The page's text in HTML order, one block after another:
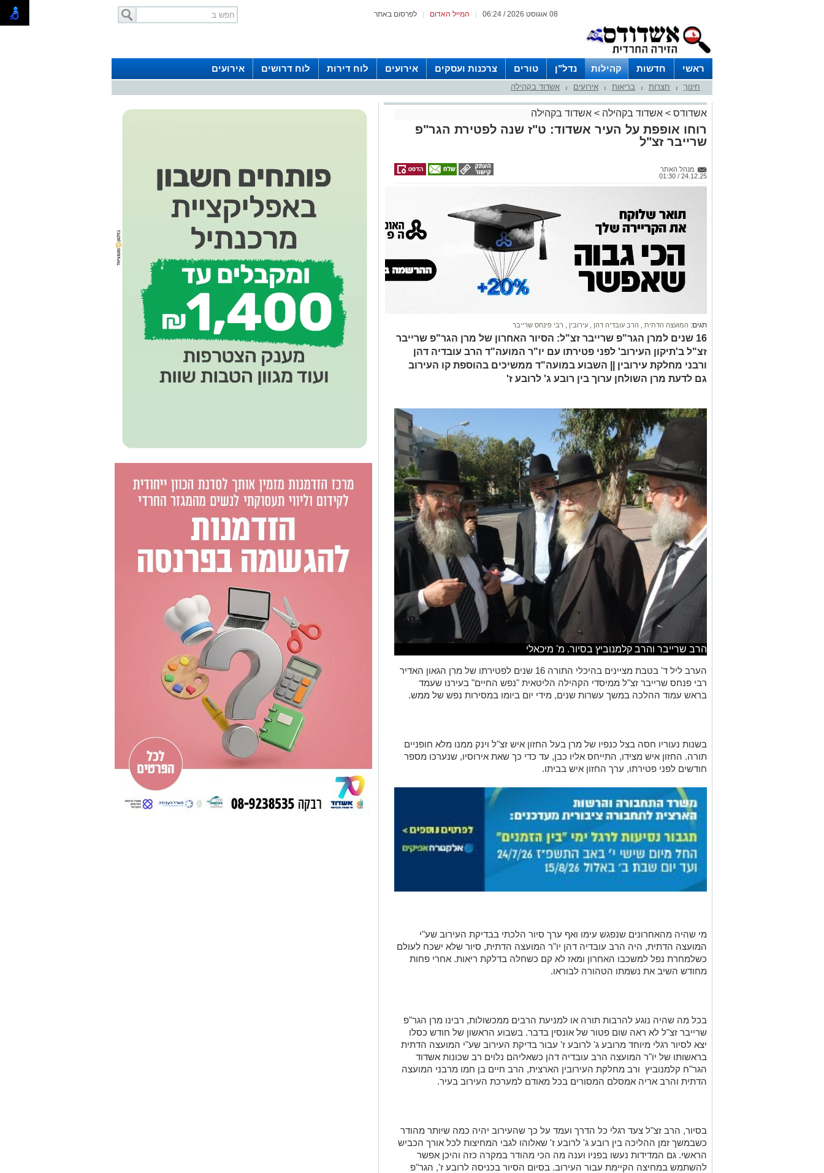
לפרסום באתר המייל האדום 08 אוגוסט 2026 / 06:24
ראשי חדשות קהילות נדל"ן טורים צרכנות ועסקים אירועים לוח דירות לוח דרושים אירועים
חינוך חצרות בריאות אירועים אשדוד בקהילה
אשדודס > אשדוד בקהילה > אשדוד בקהילה
רוחו אופפת על העיר אשדוד: ט"ז שנה לפטירת הגר"פ
שרייבר זצ"ל
מנהל האתר
24.12.25 / 01:30
תגים: המועצה הדתית הרב עובדיה דהן עירובין רבי פינחס שרייבר
16 שנים למרן הגר"פ שרייבר זצ"ל: הסיור האחרון של מרן הגר"פ שרייבר
זצ"ל ב'תיקון העירוב' לפני פטירתו עם יו"ר המועה"ד הרב עובדיה דהן
ורבני מחלקת עירובין || השבוע במועה"ד ממשיכים בהוספת קו העירוב
גם לדעת מרן השולחן ערוך בין רובע ג' לרובע ז'
הרב שרייבר והרב קלמנוביץ בסיור. מ' מיכאלי
הערב ליל ד' בטבת מציינים בהיכלי התורה 16 שנים לפטירתו של מרן הגאון האדיר
רבי פנחס שרייבר זצ"ל ממיסדי הקהילה הליטאית "נפש החיים" בעירנו שעמד
בראש עמוד ההלכה במשך עשרות שנים, מידי יום ביומו במסירות נפש של ממש.
בשנות נעוריו חסה בצל כנפיו של מרן בעל החזון איש זצ"ל וינק ממנו מלא חופניים
תורה. החזון איש מצידו, התייחס אליו כבן, עד כדי כך שאת אירוסיו, שנערכו מספר
חודשים לפני פטירתו, ערך החזון איש בביתו.
מי שהיה מהאחרונים שנפגש עימו ואף ערך סיור הלכתי בבדיקת העירוב שע"י
המועצה הדתית, היה הרב עובדיה דהן יו"ר המועצה הדתית, סיור שלא ישכח לעולם
כשלמחרת נפל למשכבו האחרון ומאז לא קם כשחלה בדלקת ריאות. אחרי פחות
מחודש השיב את נשמתו הטהורה לבוראו.
בכל מה שהיה נוגע להרבות תורה או למניעת הרבים ממכשולות, רבינו מרן הגר"פ
שרייבר זצ"ל לא ראה שום פטור של אונסין בדבר. בשבוע הראשון של חודש כסלו
יצא לסיור רגלי מיוחד מרובע ג' לרובע ז' עבור בדיקת העירוב שע"י המועצה הדתית
בראשותו של יו"ר המועצה הרב עובדיה דהן כשאליהם נלוים רב שכונות אשדוד
הגר"ח קלמנוביץ ורב מחלקת העירובין הארצית, הרב חיים בן חמו מרבני המועצה
הדתית והרב אריה אמסלם המסורים בכל מאודם למערכת העירוב בעיר.
בסיור, הרב זצ"ל צעד רגלי כל הדרך ועמד על כך שהעירוב יהיה כמה שיותר מהודר
כשבמשך זמן ההליכה בין רובע ג' לרובע ז' שאלוהו לגבי המחיצות לכל אורך הכביש
הראשי. גם המדידות נעשו בפניו וענה מה הכי מהודר במקרה כזה והיכן אפשר
להשתמש במחיצה הקיימת עבור העירוב. בסיום הסיור בכניסה לרובע ז', הגר"פ